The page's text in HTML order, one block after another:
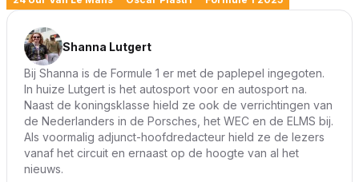
Shanna Lutgert
Bij Shanna is de Formule 1 er met de paplepel ingegoten.
In huize Lutgert is het autosport voor en autosport na.
Naast de koningsklasse hield ze ook de verrichtingen van
de Nederlanders in de Porsches, het WEC en de ELMS bij.
Als voormalig adjunct-hoofdredacteur hield ze de lezers
vanaf het circuit en ernaast op de hoogte van al het
nieuws.